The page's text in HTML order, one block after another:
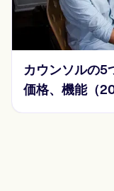
ェックリスト
カウンソルの5
価格、機能（